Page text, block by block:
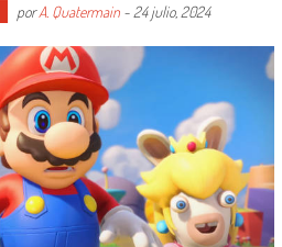
porA. Quatermain- 24 julio, 2024